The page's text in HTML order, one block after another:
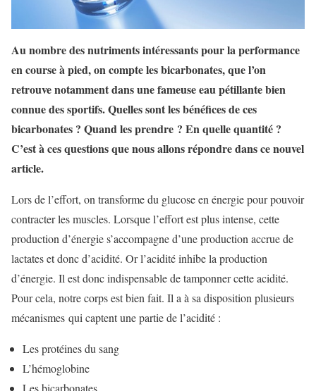
Au nombre des nutriments intéressants pour la performance
en course à pied, on compte les bicarbonates, que l’on
retrouve notamment dans une fameuse eau pétillante bien
connue des sportifs. Quelles sont les bénéfices de ces
bicarbonates ? Quand les prendre ? En quelle quantité ?
C’est à ces questions que nous allons répondre dans ce nouvel
article.
Lors de l’effort, on transforme du glucose en énergie pour pouvoir
contracter les muscles. Lorsque l’effort est plus intense, cette
production d’énergie s’accompagne d’une production accrue de
lactates et donc d’acidité. Or l’acidité inhibe la production
d’énergie. Il est donc indispensable de tamponner cette acidité.
Pour cela, notre corps est bien fait. Il a à sa disposition plusieurs
mécanismes qui captent une partie de l’acidité :
Les protéines du sang
L’hémoglobine
Les bicarbonates